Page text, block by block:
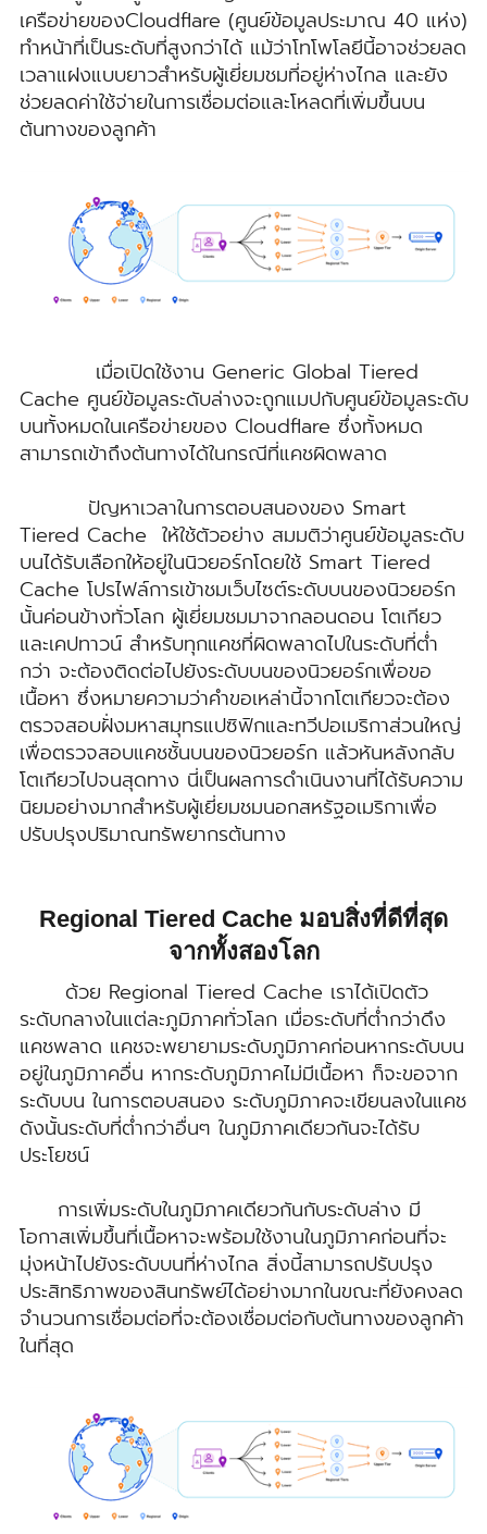
เครือข่ายของCloudflare (ศูนย์ข้อมูลประมาณ 40 แห่ง)
ทำหน้าที่เป็นระดับที่สูงกว่าได้ แม้ว่าโทโพโลยีนี้อาจช่วยลด
เวลาแฝงแบบยาวสำหรับผู้เยี่ยมชมที่อยู่ห่างไกล และยัง
ช่วยลดค่าใช้จ่ายในการเชื่อมต่อและโหลดที่เพิ่มขึ้นบน
ต้นทางของลูกค้า
เมื่อเปิดใช้งาน Generic Global Tiered
Cache ศูนย์ข้อมูลระดับล่างจะถูกแมปกับศูนย์ข้อมูลระดับ
บนทั้งหมดในเครือข่ายของ Cloudflare ซึ่งทั้งหมด
สามารถเข้าถึงต้นทางได้ในกรณีที่แคชผิดพลาด
ปัญหาเวลาในการตอบสนองของ Smart
Tiered Cache ให้ใช้ตัวอย่าง สมมติว่าศูนย์ข้อมูลระดับ
บนได้รับเลือกให้อยู่ในนิวยอร์กโดยใช้ Smart Tiered
Cache โปรไฟล์การเข้าชมเว็บไซต์ระดับบนของนิวยอร์ก
นั้นค่อนข้างทั่วโลก ผู้เยี่ยมชมมาจากลอนดอน โตเกียว
และเคปทาวน์ สำหรับทุกแคชที่ผิดพลาดไปในระดับที่ต่ำ
กว่า จะต้องติดต่อไปยังระดับบนของนิวยอร์กเพื่อขอ
เนื้อหา ซึ่งหมายความว่าคำขอเหล่านี้จากโตเกียวจะต้อง
ตรวจสอบฝั่งมหาสมุทรแปซิฟิกและทวีปอเมริกาส่วนใหญ่
เพื่อตรวจสอบแคชชั้นบนของนิวยอร์ก แล้วหันหลังกลับ
โตเกียวไปจนสุดทาง นี่เป็นผลการดำเนินงานที่ได้รับความ
นิยมอย่างมากสำหรับผู้เยี่ยมชมนอกสหรัฐอเมริกาเพื่อ
ปรับปรุงปริมาณทรัพยากรต้นทาง
Regional Tiered Cache มอบสิ่งที่ดีที่สุด
จากทั้งสองโลก
ด้วย Regional Tiered Cache เราได้เปิดตัว
ระดับกลางในแต่ละภูมิภาคทั่วโลก เมื่อระดับที่ต่ำกว่าดึง
แคชพลาด แคชจะพยายามระดับภูมิภาคก่อนหากระดับบน
อยู่ในภูมิภาคอื่น หากระดับภูมิภาคไม่มีเนื้อหา ก็จะขอจาก
ระดับบน ในการตอบสนอง ระดับภูมิภาคจะเขียนลงในแคช
ดังนั้นระดับที่ต่ำกว่าอื่นๆ ในภูมิภาคเดียวกันจะได้รับ
ประโยชน์
การเพิ่มระดับในภูมิภาคเดียวกันกับระดับล่าง มี
โอกาสเพิ่มขึ้นที่เนื้อหาจะพร้อมใช้งานในภูมิภาคก่อนที่จะ
มุ่งหน้าไปยังระดับบนที่ห่างไกล สิ่งนี้สามารถปรับปรุง
ประสิทธิภาพของสินทรัพย์ได้อย่างมากในขณะที่ยังคงลด
จำนวนการเชื่อมต่อที่จะต้องเชื่อมต่อกับต้นทางของลูกค้า
ในที่สุด